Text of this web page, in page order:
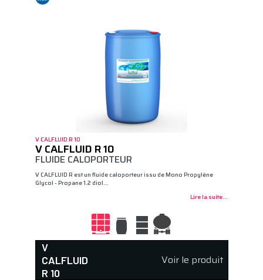
V CALFLUID R 10
V CALFLUID R 10
FLUIDE CALOPORTEUR
V CALFLUID R est un fluide caloporteur issu de Mono Propylène
Glycol - Propane 1.2 diol…
Lire la suite...
V
CALFLUID
R 10
Voir le produit